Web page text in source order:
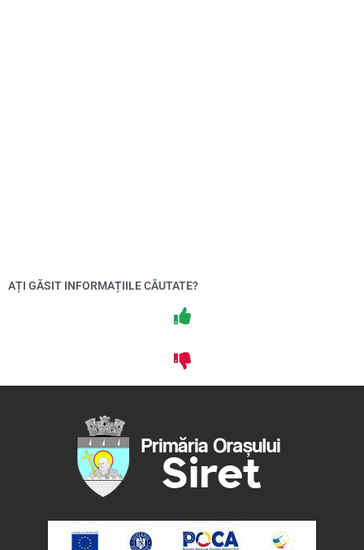
AȚI GĂSIT INFORMAȚIILE CĂUTATE?